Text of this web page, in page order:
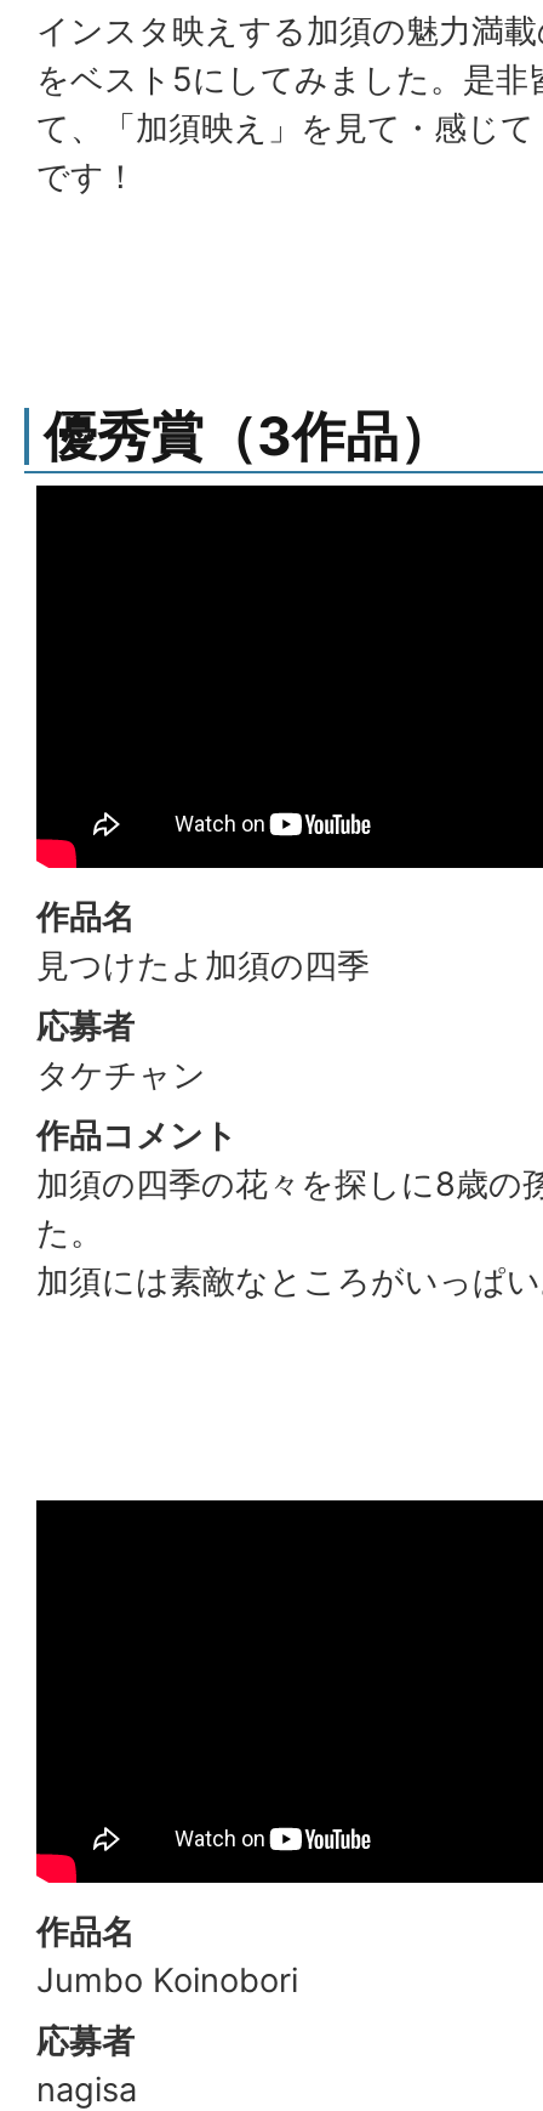
インスタ映えする加須の魅力満
をベスト5にしてみました。是
て、「加須映え」を見て・感じ
です！
優秀賞（3作品）
作品名
見つけたよ加須の四季
応募者
タケチャン
作品コメント
加須の四季の花々を探しに8歳の
た。
加須には素敵なところがいっぱ
作品名
Jumbo Koinobori
応募者
nagisa